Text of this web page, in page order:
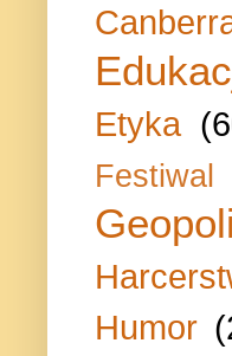
Etyka
Festiwal
Humor